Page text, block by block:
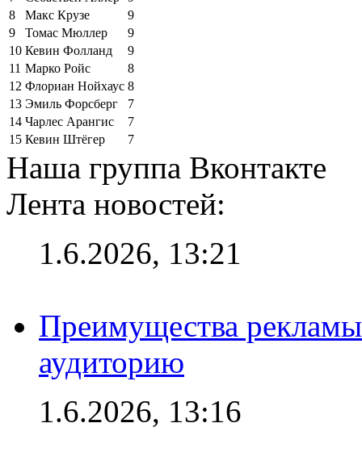
8
Макс Крузе
9
9
Томас Мюллер
9
10 Кевин Фолланд
9
11 Марко Ройс
8
12 Флориан Нойхаус 8
13 Эмиль Форсберг
7
14 Чарлес Арангис
7
15 Кевин Штёгер 7
Наша группа Вконтакте
Лента новостей:
1.6.2026, 13:21
Преимущества
аудиторию
1.6.2026, 13:16